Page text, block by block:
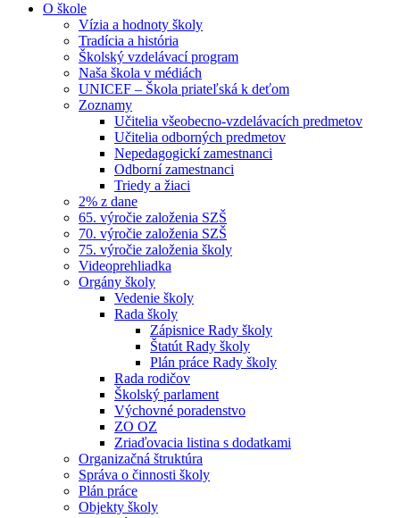
O škole
Vízia a hodnoty školy
Tradícia a história
Školský vzdelávací program
Naša škola v médiách
UNICEF – Škola priateľská k deťom
Zoznamy
Učitelia všeobecno-vzdelávacích predmetov
Učitelia odborných predmetov
Nepedagogickí zamestnanci
Odborní zamestnanci
Triedy a žiaci
2% z dane
65. výročie založenia SZŠ
70. výročie založenia SZŠ
75. výročie založenia školy
Videoprehliadka
Orgány školy
Vedenie školy
Rada školy
Zápisnice Rady školy
Štatút Rady školy
Plán práce Rady školy
Rada rodičov
Školský parlament
Výchovné poradenstvo
ZO OZ
Zriaďovacia listina s dodatkami
Organizačná štruktúra
Správa o činnosti školy
Plán práce
Objekty školy